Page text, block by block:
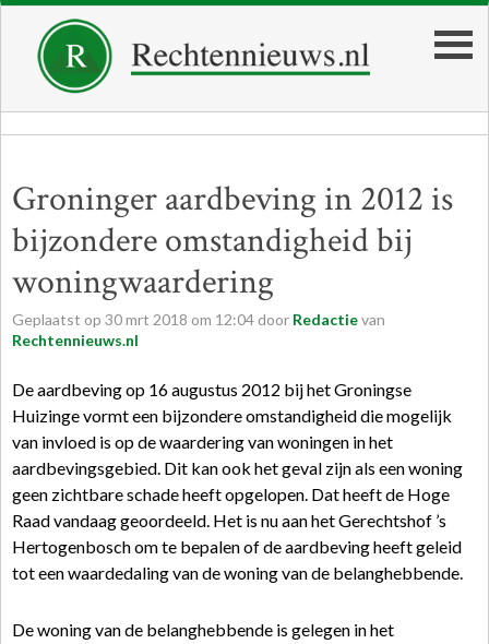
Groninger aardbeving in 2012 is
bijzondere omstandigheid bij
woningwaardering
Geplaatst op 30mrt 2018 om 12:04 door Redactievan
Rechtennieuws.nl
De aardbeving op 16 augustus 2012 bij het Groningse
Huizinge vormt een bijzondere omstandigheid die mogelijk
van invloed is op de waardering van woningen in het
aardbevingsgebied. Dit kan ook het geval zijn als een woning
geen zichtbare schade heeft opgelopen. Dat heeft de Hoge
Raad vandaag geoordeeld. Het is nu aan het Gerechtshof ’s
Hertogenbosch om te bepalen of de aardbeving heeft geleid
tot een waardedaling van de woning van de belanghebbende.
De woning van de belanghebbende is gelegen in het